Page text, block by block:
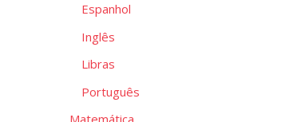
Espanhol
Inglês
Libras
Português